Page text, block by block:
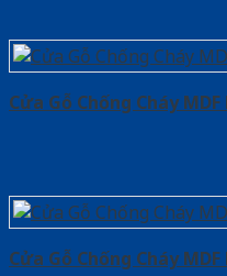
Cửa Gỗ Chống Cháy
Cửa Gỗ Chống Cháy